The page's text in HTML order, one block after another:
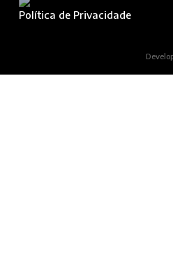
Política de Privacidade